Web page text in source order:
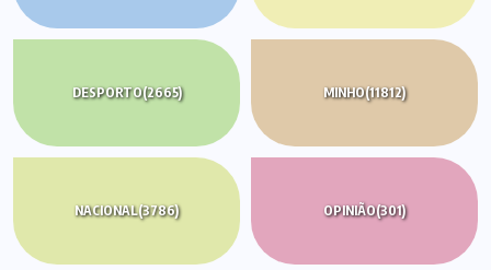
DESPORTO(2665) MINHO(11812)
NACIONAL(3786) OPINIÃO(301)